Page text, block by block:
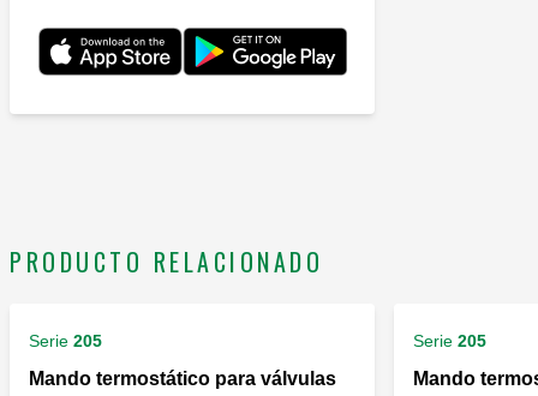
PRODUCTO RELACIONADO
Serie 205
Mando termostático para válvulas
Serie 205
Mando